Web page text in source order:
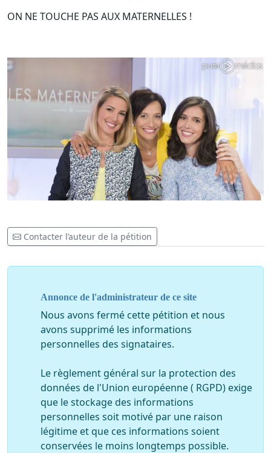
ON NE TOUCHE PAS AUX MATERNELLES !
Contacter l’auteur de la pétition
Annonce de l'administrateur de ce site
Nous avons fermé cette pétition et nous
avons supprimé les informations
personnelles des signataires.
Le règlement général sur la protection des
données de l'Union européenne ( RGPD) exige
que le stockage des informations
personnelles soit motivé par une raison
légitime et que ces informations soient
conservées le moins longtemps possible.